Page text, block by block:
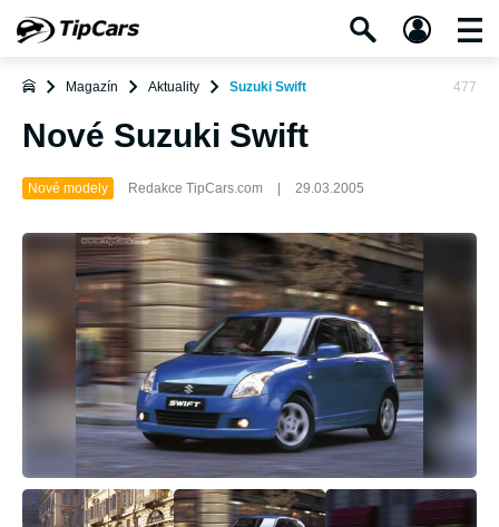
Magazín Aktuality Suzuki Swift 477
Nové Suzuki Swift
Nové modely Redakce TipCars.com 29.03.2005